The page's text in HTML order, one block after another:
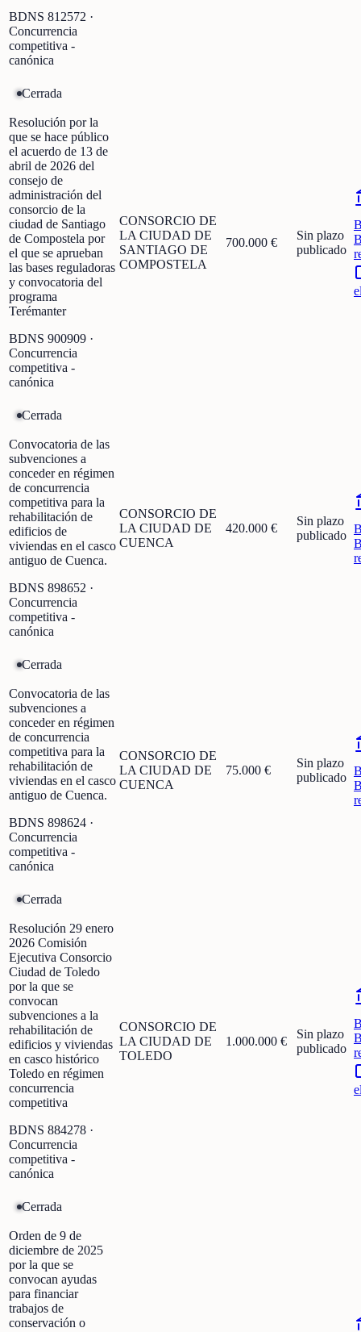
BDNS 812572 ·
Concurrencia
competitiva -
canónica
Cerrada
Resolución por la
que se hace público
el acuerdo de 13 de
abril de 2026 del
consejo de
administración del
consorcio de la
ciudad de Santiago
de Compostela por
el que se aprueban
las bases reguladoras
y convocatoria del
programa
Terémanter
BDNS 900909 ·
Concurrencia
competitiva -
canónica
CONSORCIO DE
LA CIUDAD DE
SANTIAGO DE
COMPOSTELA
700.000 €
Sin plazo
publicado
Cerrada
Convocatoria de las
subvenciones a
conceder en régimen
de concurrencia
competitiva para la
rehabilitación de
edificios de
viviendas en el casco
antiguo de Cuenca.
BDNS 898652 ·
Concurrencia
competitiva -
canónica
CONSORCIO DE
LA CIUDAD DE
CUENCA
420.000 €
Sin plazo
publicado
Cerrada
Convocatoria de las
subvenciones a
conceder en régimen
de concurrencia
competitiva para la
rehabilitación de
viviendas en el casco
antiguo de Cuenca.
BDNS 898624 ·
Concurrencia
competitiva -
canónica
CONSORCIO DE
LA CIUDAD DE
CUENCA
75.000 €
Sin plazo
publicado
Cerrada
Resolución 29 enero
2026 Comisión
Ejecutiva Consorcio
Ciudad de Toledo
por la que se
convocan
subvenciones a la
rehabilitación de
edificios y viviendas
en casco histórico
Toledo en régimen
concurrencia
competitiva
BDNS 884278 ·
Concurrencia
competitiva -
canónica
CONSORCIO DE
LA CIUDAD DE
TOLEDO
1.000.000 €
Sin plazo
publicado
Cerrada
Orden de 9 de
diciembre de 2025
por la que se
convocan ayudas
para financiar
trabajos de
conservación o